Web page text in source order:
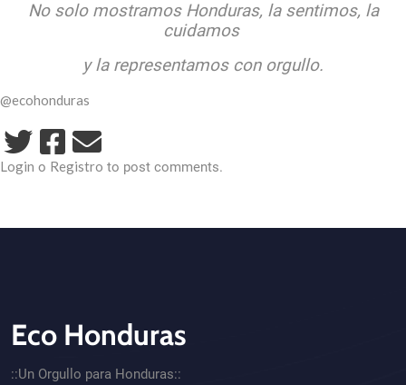
No solo mostramos Honduras, la sentimos, la
cuidamos
y la representamos con orgullo.
@ecohonduras
Login o Registro to post comments.
CTA - Footer
Eco Honduras
::Un Orgullo para Honduras::